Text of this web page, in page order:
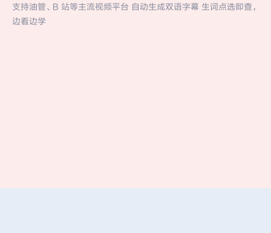
支持油管、B 站等主流视频平台 自动生成双语字幕 生词点选即查，
边看边学